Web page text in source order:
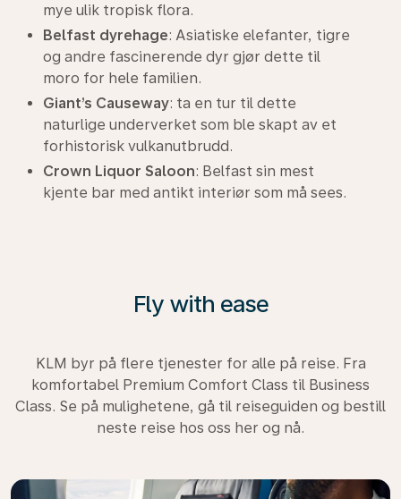
mye ulik tropisk flora.
Belfast dyrehage: Asiatiske elefanter, tigre
og andre fascinerende dyr gjør dette til
moro for hele familien.
Giant’s Causeway: ta en tur til dette
naturlige underverket som ble skapt av et
forhistorisk vulkanutbrudd.
Crown Liquor Saloon: Belfast sin mest
kjente bar med antikt interiør som må sees.
Fly with ease
KLM byr på flere tjenester for alle på reise. Fra
komfortabel Premium Comfort Class til Business
Class. Se på mulighetene, gå til reiseguiden og bestill
neste reise hos oss her og nå.